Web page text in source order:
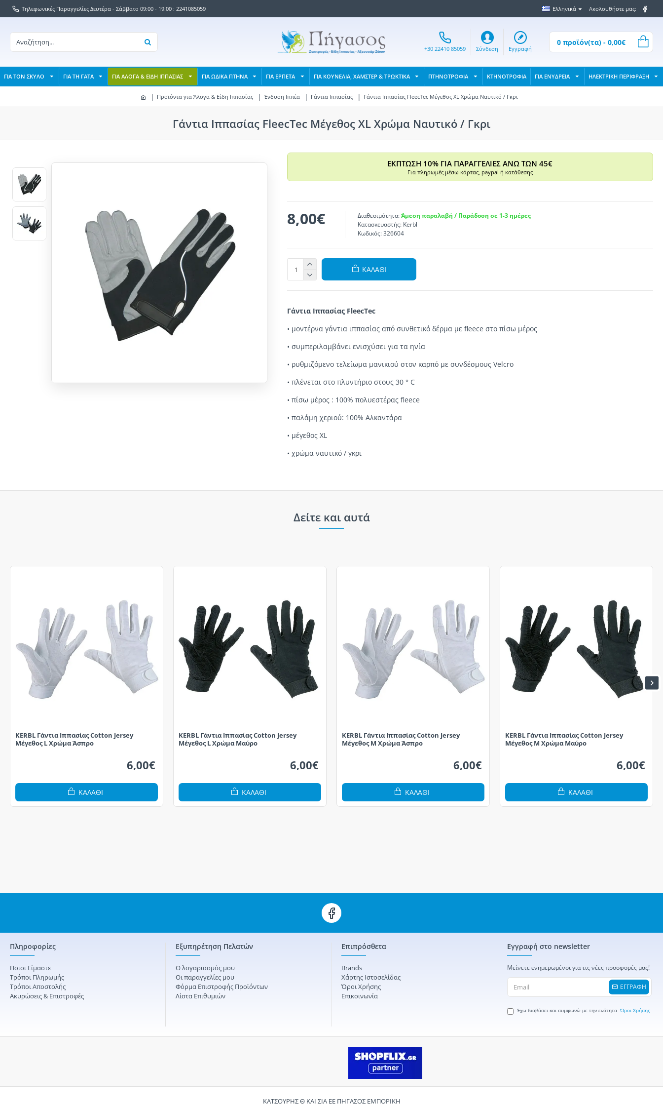
Τηλεφωνικές Παραγγελίες Δευτέρα - Σάββατο 09:00 - 19:00 : 2241085059 Ελληνικά Ακολουθήστε μας:
+30 22410 85059 Σύνδεση Εγγραφή
0 προϊόν(τα) - 0,00€
ΓΙΑ ΤΟΝ ΣΚΥΛΟ ΓΙΑ ΤΗ ΓΑΤΑ ΓΙΑ ΑΛΟΓΑ & ΕΙΔΗ ΙΠΠΑΣΙΑΣ ΓΙΑ ΩΔΙΚΑ ΠΤΗΝΑ ΓΙΑ ΕΡΠΕΤΑ ΓΙΑ ΚΟΥΝΕΛΙΑ, ΧΑΜΣΤΕΡ & ΤΡΩΚΤΙΚΑ ΠΤΗΝΟΤΡΟΦΙΑ ΚΤΗΝΟΤΡΟΦΙΑ ΓΙΑ ΕΝΥΔΡΕΙΑ ΗΛΕΚΤΡΙΚΗ ΠΕΡΙΦΡΑΞΗ
Προϊόντα για Άλογα & Είδη Ιππασίας Ένδυση Ιππέα Γάντια Ιππασίας Γάντια Ιππασίας FleecTec Μέγεθος XL Χρώμα Ναυτικό / Γκρι
Γάντια Ιππασίας FleecTec Μέγεθος XL Χρώμα Ναυτικό / Γκρι
ΕΚΠΤΩΣΗ 10% ΓΙΑ ΠΑΡΑΓΓΕΛΙΕΣ ΑΝΩ ΤΩΝ 45€
Για πληρωμές μέσω κάρτας, paypal ή κατάθεσης
8,00€ Διαθεσιμότητα: Άμεση παραλαβή / Παράδοση σε 1-3 ημέρες
Κατασκευαστής: Kerbl
Κωδικός: 326604
ΚΑΛΆΘΙ
Γάντια Ιππασίας FleecTec
• μοντέρνα γάντια ιππασίας από συνθετικό δέρμα με fleece στο πίσω μέρος
• συμπεριλαμβάνει ενισχύσει για τα ηνία
• ρυθμιζόμενο τελείωμα μανικιού στον καρπό με συνδέσμους Velcro
• πλένεται στο πλυντήριο στους 30 ° C
• πίσω μέρος : 100% πολυεστέρας fleece
• παλάμη χεριού: 100% Αλκαντάρα
• μέγεθος XL
• χρώμα ναυτικό / γκρι
Δείτε και αυτά
KERBL Γάντια Ιππασίας Cotton Jersey
Μέγεθος L Χρώμα Άσπρο
6,00€
ΚΑΛΆΘΙ
KERBL Γάντια Ιππασίας Cotton Jersey
Μέγεθος L Χρώμα Μαύρο
6,00€
ΚΑΛΆΘΙ
KERBL Γάντια Ιππασίας Cotton Jersey
Μέγεθος M Χρώμα Άσπρο
6,00€
ΚΑΛΆΘΙ
KERBL Γάντια Ιππασίας Cotton Jersey
Μέγεθος M Χρώμα Μαύρο
6,00€
ΚΑΛΆΘΙ
Πληροφορίες
Ποιοι Είμαστε
Τρόποι Πληρωμής
Τρόποι Αποστολής
Ακυρώσεις & Επιστροφές
Εξυπηρέτηση Πελατών
Ο λογαριασμός μου
Οι παραγγελίες μου
Φόρμα Επιστροφής Προϊόντων
Λίστα Επιθυμιών
Επιπρόσθετα
Brands
Χάρτης Ιστοσελίδας
Όροι Χρήσης
Επικοινωνία
Εγγραφή στο newsletter
Μείνετε ενημερωμένοι για τις νέες προσφορές μας!
ΕΓΓΡΑΦΗ
Έχω διαβάσει και συμφωνώ με την ενότητα Όροι Χρήσης
ΚΑΤΣΟΥΡΗΣ Θ ΚΑΙ ΣΙΑ ΕΕ ΠΗΓΑΣΟΣ ΕΜΠΟΡΙΚΗ